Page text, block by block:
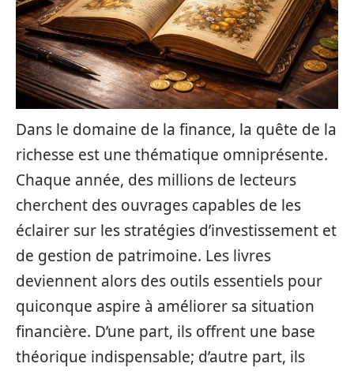
Dans le domaine de la finance, la quête de la
richesse est une thématique omniprésente.
Chaque année, des millions de lecteurs
cherchent des ouvrages capables de les
éclairer sur les stratégies d’investissement et
de gestion de patrimoine. Les livres
deviennent alors des outils essentiels pour
quiconque aspire à améliorer sa situation
financière. D’une part, ils offrent une base
théorique indispensable; d’autre part, ils